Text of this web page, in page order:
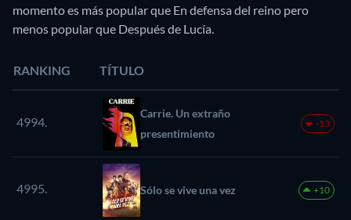
momento es más popular que En defensa del reino pero
menos popular que Después de Lucía.
RANKING TÍTULO
4994.
Carrie. Un extraño
presentimiento
-13
4995. Sólo se vive una vez +10